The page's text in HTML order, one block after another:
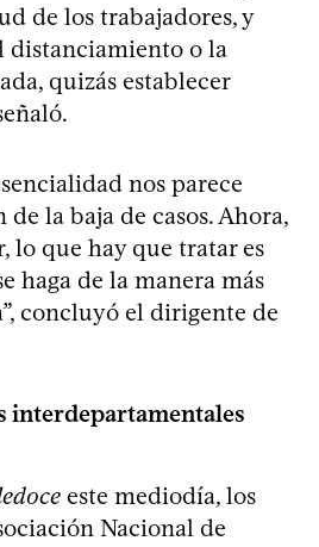
de los trabajadores, y
distanciamiento o la
quizás establecer
nos parece
la baja de casos. Ahora,
lo que hay que tratar es
haga de la manera más
concluyó el dirigente de
interdepartamentales
este mediodía, los
Nacional de